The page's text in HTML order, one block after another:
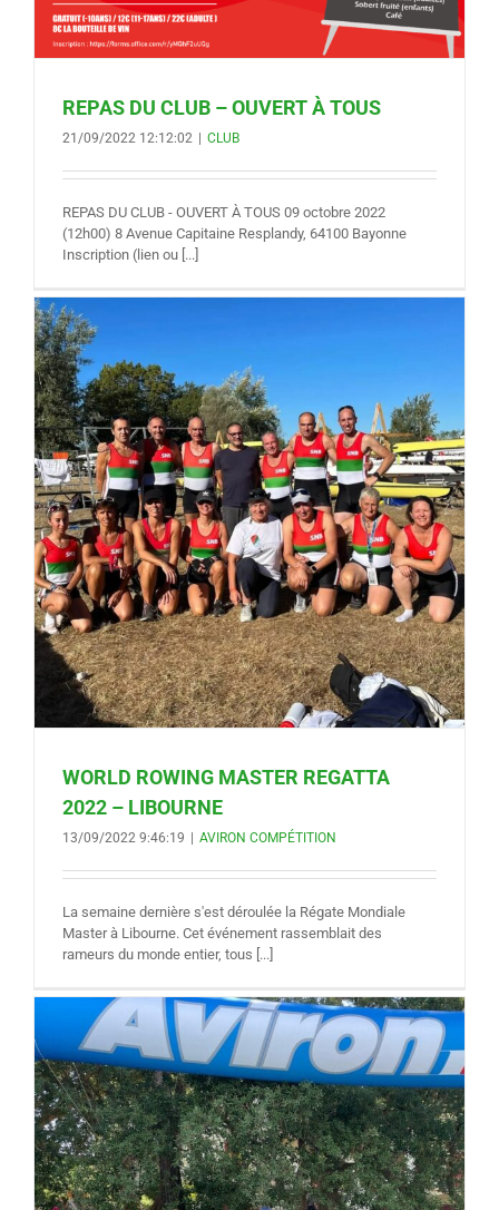
REPAS DU CLUB – OUVERT À TOUS
21/09/2022 12:12:02 | CLUB
REPAS DU CLUB - OUVERT À TOUS 09 octobre 2022
(12h00) 8 Avenue Capitaine Resplandy, 64100 Bayonne
Inscription (lien ou [...]
WORLD ROWING MASTER REGATTA
2022 – LIBOURNE
13/09/2022 9:46:19 | AVIRON COMPÉTITION
La semaine dernière s'est déroulée la Régate Mondiale
Master à Libourne. Cet événement rassemblait des
rameurs du monde entier, tous [...]